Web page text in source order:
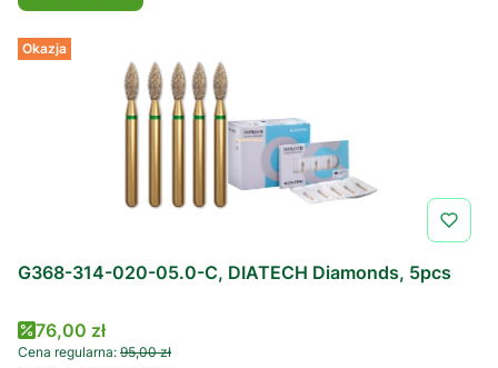
Okazja
G368-314-020-05.0-C, DIATECH Diamonds, 5pcs
Cena promocyjna
76,00 zł
Cena regularna: 95,00 zł